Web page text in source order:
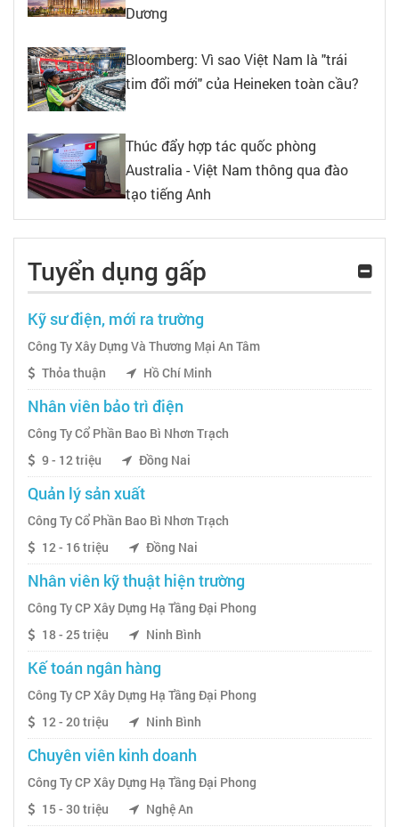
Dương
Bloomberg: Vì sao Việt Nam là "trái
tim đổi mới" của Heineken toàn cầu?
Thúc đẩy hợp tác quốc phòng
Australia - Việt Nam thông qua đào
tạo tiếng Anh
Tuyển dụng gấp
Kỹ sư điện, mới ra trường
Công Ty Xây Dựng Và Thương Mại An Tâm
Thỏa thuận
Hồ Chí Minh
Nhân viên bảo trì điện
Công Ty Cổ Phần Bao Bì Nhơn Trạch
9 - 12 triệu
Đồng Nai
Quản lý sản xuất
Công Ty Cổ Phần Bao Bì Nhơn Trạch
12 - 16 triệu
Đồng Nai
Nhân viên kỹ thuật hiện trường
Công Ty CP Xây Dựng Hạ Tầng Đại Phong
18 - 25 triệu
Ninh Bình
Kế toán ngân hàng
Công Ty CP Xây Dựng Hạ Tầng Đại Phong
12 - 20 triệu
Ninh Bình
Chuyên viên kinh doanh
Công Ty CP Xây Dựng Hạ Tầng Đại Phong
15 - 30 triệu
Nghệ An